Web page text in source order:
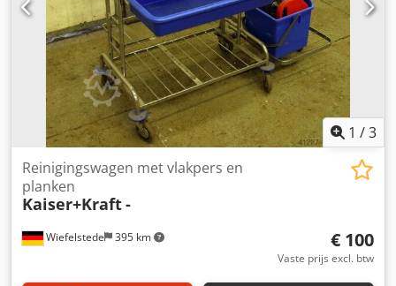
1 /3
Wiefelstede 395 km
Reinigingswagen met vlakpers en
planken
Kaiser+Kraft-
€ 100
Vaste prijs excl. btw